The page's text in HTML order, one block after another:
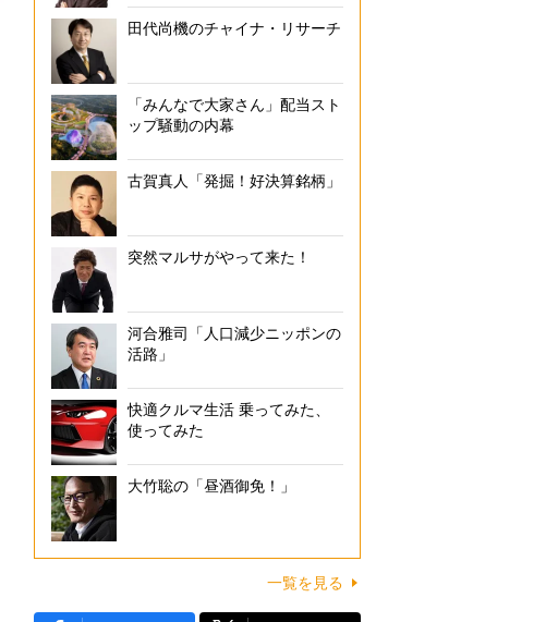
田代尚機のチャイナ・リサーチ
「みんなで大家さん」配当スト
ップ騒動の内幕
古賀真人「発掘！好決算銘柄」
突然マルサがやって来た！
河合雅司「人口減少ニッポンの
活路」
快適クルマ生活 乗ってみた、
使ってみた
大竹聡の「昼酒御免！」
一覧を見る